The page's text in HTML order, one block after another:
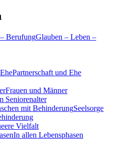
Glauben – Leben –
Partnerschaft und Ehe
Frauen und Männer
Seniorenalter
Seelsorge
Vielfalt
In allen Lebensphasen